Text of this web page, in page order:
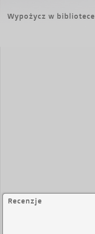
Wypożycz w bibliotece
Recenzje